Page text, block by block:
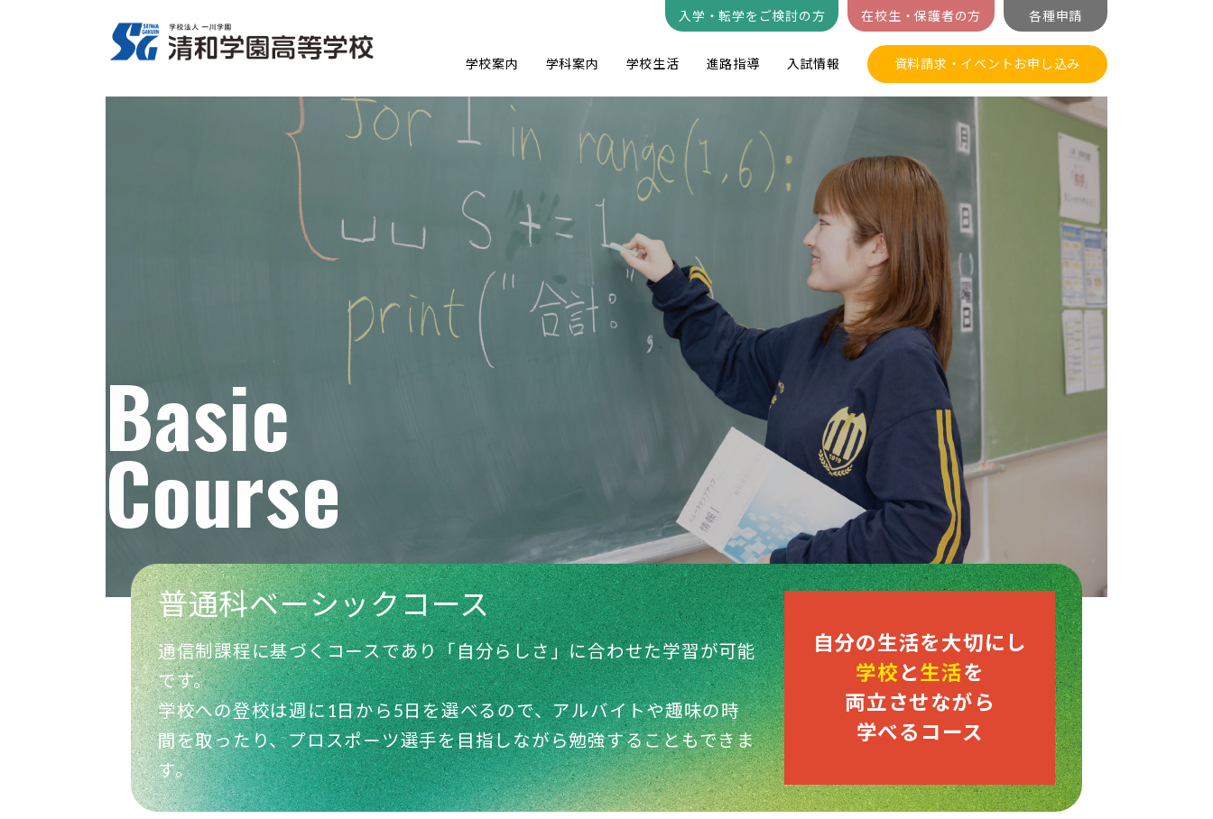
入学・転学をご検討の方 在校生・保護者の方 各種申請
学校案内 学科案内 学校生活 進路指導 入試情報 資料請求・イベントお申し込み
Basic
Course
普通科ベーシックコース
通信制課程に基づくコースであり「自分らしさ」に合わせた学習が可能
です。
学校への登校は週に1日から5日を選べるので、アルバイトや趣味の時
間を取ったり、プロスポーツ選手を目指しながら勉強することもできま
す。
自分の生活を大切にし
学校 と生活を
両立させながら
学べるコース